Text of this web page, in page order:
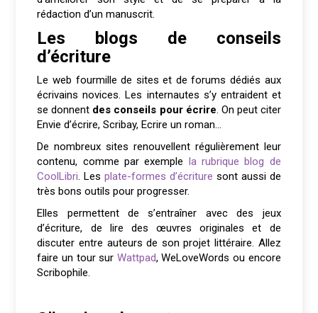
rédaction d’un manuscrit.
Les blogs de conseils
d’écriture
Le web fourmille de sites et de forums dédiés aux
écrivains novices. Les internautes s’y entraident et
se donnent des conseils pour écrire. On peut citer
Envie d’écrire, Scribay, Ecrire un roman…
De nombreux sites renouvellent régulièrement leur
contenu, comme par exemple la rubrique blog de
CoolLibri. Lesplate-formes d’écriture sont aussi de
très bons outils pour progresser.
Elles permettent de s’entraîner avec des jeux
d’écriture, de lire des œuvres originales et de
discuter entre auteurs de son projet littéraire. Allez
faire un tour sur Wattpad, WeLoveWords ou encore
Scribophile.